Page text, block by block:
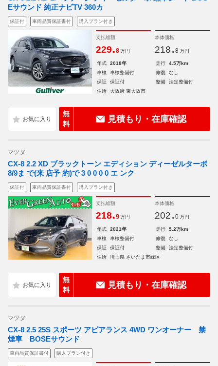
Eサウンド 純正ナビTV 360カ
保証付 車両品質保証書付 購入プラン付き
支払総額
229.8 万円
本体価格
218. 8 万円
年式 2018年 走行
4.5万km
車検
車検整備付 修復
なし
保証
保証付 整備
法定整備付
住所
大阪府 東大阪市
無
料
見積もり・在庫確認
マツダ
CX-8 2.2 XD ブラックトーン エディション ディーゼルターボ
8/9ま で(来 店予 約)で 3 0 0 0 0 エ ンク
保証付 車両品質保証書付 購入プラン付き
支払総額
218.9 万円
本体価格
202. 0 万円
年式 2021年 走行
5.2万km
車検
車検整備付 修復
なし
保証
保証付 整備
法定整備付
住所
埼玉県 さいたま市緑区
無
料
見積もり・在庫確認
マツダ
CX-8 2.5 25S スポーツ アピアランス 4WD ワンオーナー 禁
煙車 BOSEサウンド
車両品質保証書付 購入プラン付き